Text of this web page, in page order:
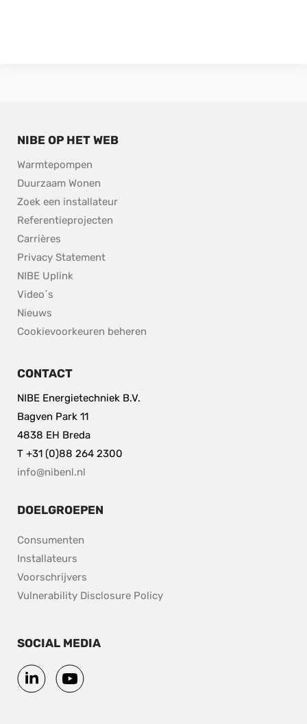
NIBE OP HET WEB
Warmtepompen
Duurzaam Wonen
Zoek een installateur
Referentieprojecten
Carrières
Privacy Statement
NIBE Uplink
Video´s
Nieuws
Cookievoorkeuren beheren
CONTACT
NIBE Energietechniek B.V.
Bagven Park 11
4838 EH Breda
T +31 (0)88 264 2300
info@nibenl.nl
DOELGROEPEN
Consumenten
Installateurs
Voorschrijvers
Vulnerability Disclosure Policypdf, 153.9 kB.
SOCIAL MEDIA